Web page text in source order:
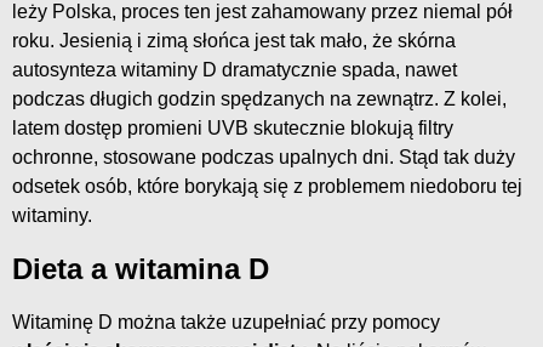
leży Polska, proces ten jest zahamowany przez niemal pół
roku. Jesienią i zimą słońca jest tak mało, że skórna
autosynteza witaminy D dramatycznie spada, nawet
podczas długich godzin spędzanych na zewnątrz. Z kolei,
latem dostęp promieni UVB skutecznie blokują filtry
ochronne, stosowane podczas upalnych dni. Stąd tak duży
odsetek osób, które borykają się z problemem niedoboru tej
witaminy.
Dieta a witamina D
Witaminę D można także uzupełniać przy pomocy